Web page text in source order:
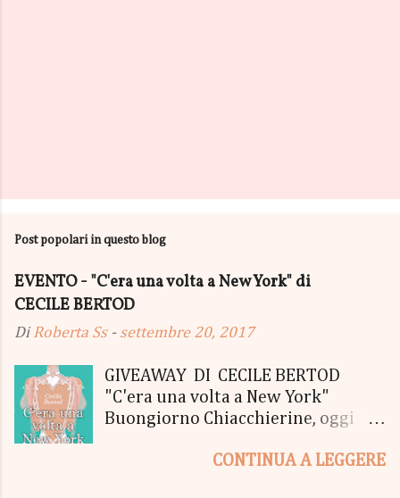
Post popolari in questo blog
EVENTO - "C'era una volta a New York" di
CECILE BERTOD
DiRoberta Ss - settembre 20, 2017
GIVEAWAY DI CECILE BERTOD
"C'era una volta a New York"
Buongiorno Chiacchierine, oggi
lanciamo il SUPER MEGA GIVEAWAY
CONTINUA A LEGGERE